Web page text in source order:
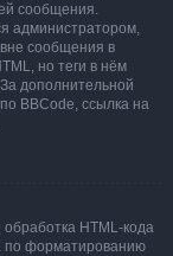
сообщения.
администратором,
сообщения в
но теги в нём
дополнительной
BBCode, ссылка на
HTML-кода
по форматированию